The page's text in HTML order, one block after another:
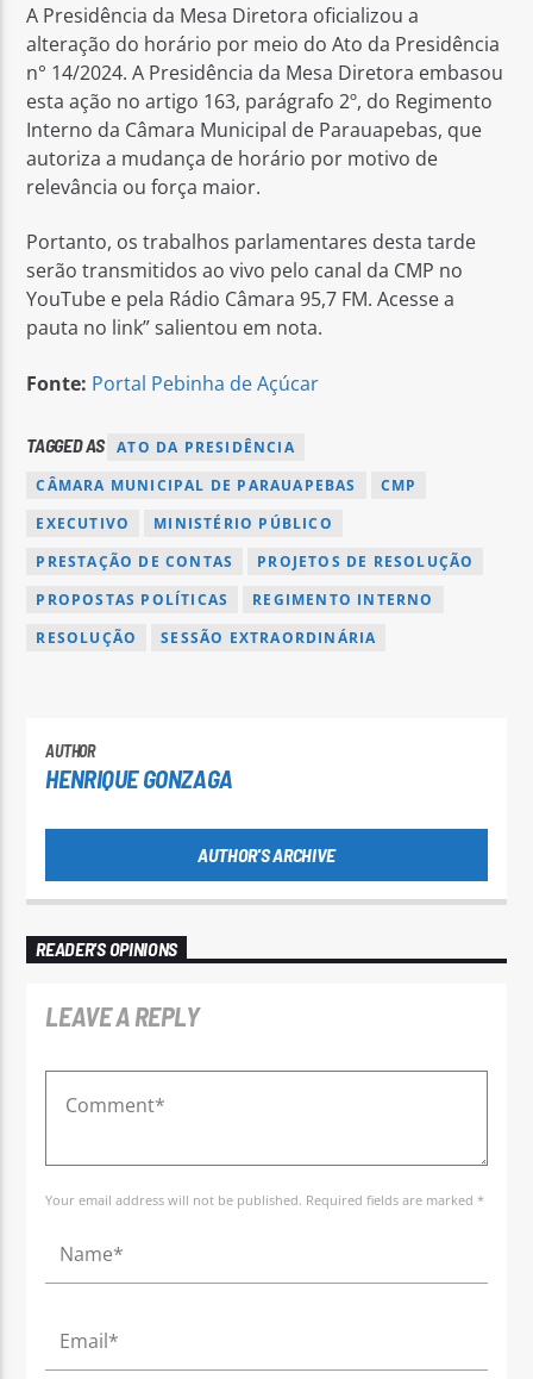
A Presidência da Mesa Diretora oficializou a
alteração do horário por meio do Ato da Presidência
n° 14/2024. A Presidência da Mesa Diretora embasou
esta ação no artigo 163, parágrafo 2º, do Regimento
Interno da Câmara Municipal de Parauapebas, que
autoriza a mudança de horário por motivo de
relevância ou força maior.
Portanto, os trabalhos parlamentares desta tarde
serão transmitidos ao vivo pelo canal da CMP no
YouTube e pela Rádio Câmara 95,7 FM. Acesse a
pauta no link” salientou em nota.
Fonte: Portal Pebinha de Açúcar
TAGGED AS ATO DA PRESIDÊNCIA
CÂMARA MUNICIPAL DE PARAUAPEBAS
CMP
EXECUTIVO
MINISTÉRIO PÚBLICO
PRESTAÇÃO DE CONTAS
PROJETOS DE RESOLUÇÃO
PROPOSTAS POLÍTICAS
REGIMENTO INTERNO
RESOLUÇÃO
SESSÃO EXTRAORDINÁRIA
AUTHOR
HENRIQUE GONZAGA
AUTHOR'S ARCHIVE
READER'S OPINIONS
LEAVE A REPLY
Your email address will not be published. Required fields are marked *